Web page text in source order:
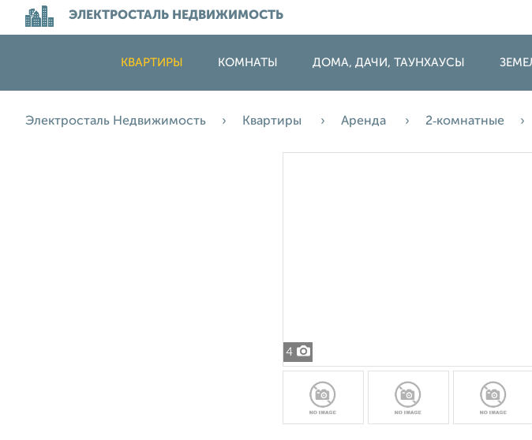
ЭЛЕКТРОСТАЛЬ НЕДВИЖИМОСТЬ
КВАРТИРЫ КОМНАТЫ ДОМА, ДАЧИ, ТАУНХАУСЫ
Электросталь Недвижимость Квартиры Аренда 2‑комнатные
4